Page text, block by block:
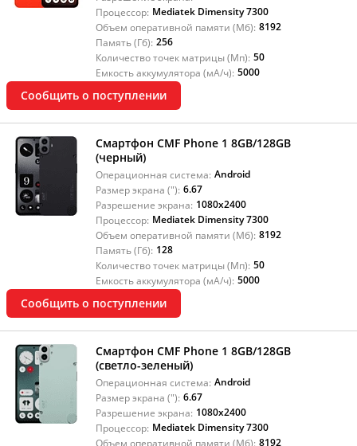
Процессор: Mediatek Dimensity 7300
Объем оперативной памяти (Мб): 8192
Память (Гб): 256
Количество точек матрицы (Мп): 50
Емкость аккумулятора (мА/ч): 5000
Сообщить о поступлении
Смартфон CMF Phone 1 8GB/128GB
(черный)
Операционная система: Android
Размер экрана ("): 6.67
Разрешение экрана: 1080x2400
Процессор: Mediatek Dimensity 7300
Объем оперативной памяти (Мб): 8192
Память (Гб): 128
Количество точек матрицы (Мп): 50
Емкость аккумулятора (мА/ч): 5000
Сообщить о поступлении
Смартфон CMF Phone 1 8GB/128GB
(светло-зеленый)
Операционная система: Android
Размер экрана ("): 6.67
Разрешение экрана: 1080x2400
Процессор: Mediatek Dimensity 7300
Объем оперативной памяти (Мб): 8192